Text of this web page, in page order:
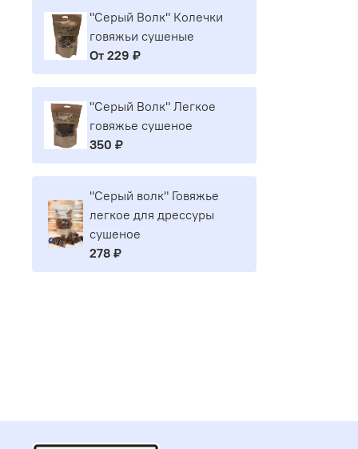
"Серый Волк" Колечки
говяжьи сушеные
От 229 ₽
"Серый Волк" Легкое
говяжье сушеное
350 ₽
"Серый волк" Говяжье
легкое для дрессуры
сушеное
278 ₽